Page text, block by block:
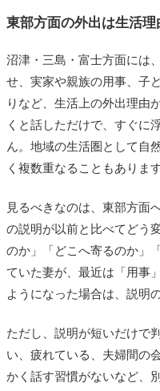
東部方面の外出は生活
沼津・三島・富士方面には
せ、実家や親族の用事、子
りなど、生活上の外出理由
くと話しただけで、すぐに
ん。地域の生活圏として自
く複数重なることもあります
見るべきなのは、東部方面
の説明が以前と比べてどう
のか」「どこへ寄るのか」
ていた妻が、最近は「用事
ようになった場合は、説明
ただし、説明が短いだけで
い、疲れている、夫婦間の
かく話す習慣がないなど、